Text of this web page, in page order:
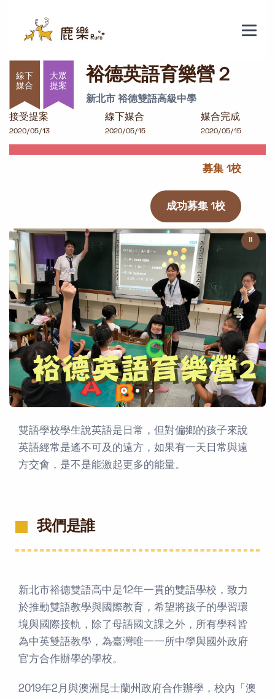
裕德英語育樂營２
大眾
提案
裕德英語育樂營２
新北市 裕德雙語高級中學
接受提案
2020/05/13
線下媒合
2020/05/15
媒合完成
2020/05/15
募集 1校
成功募集 1校
雙語學校學生說英語是日常，但對偏鄉的孩子來說
英語經常是遙不可及的遠方，如果有一天日常與遠
方交會，是不是能激起更多的能量。
我們是誰
新北市裕德雙語高中是12年一貫的雙語學校，致力
於推動雙語教學與國際教育，希望將孩子的學習環
境與國際接軌，除了母語國文課之外，所有學科皆
為中英雙語教學，為臺灣唯一一所中學與國外政府
官方合作辦學的學校。
2019年2月與澳洲昆士蘭州政府合作辦學，校內「澳